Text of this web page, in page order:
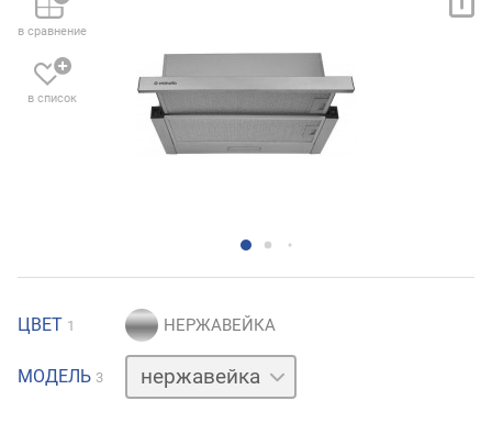
в сравнение
в список
ЦВЕТ 1
МОДЕЛЬ 3
белый
черный